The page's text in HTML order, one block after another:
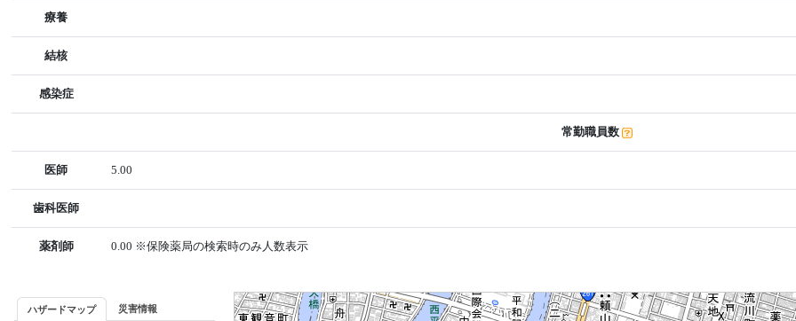
療養
結核
感染症
常勤職員数
医師 5.00
歯科医師
薬剤師 0.00 ※保険薬局の検索時のみ人数表示
ハザードマップ 災害情報